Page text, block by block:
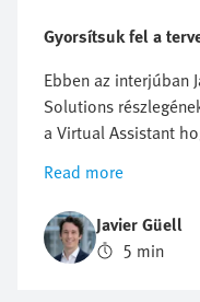
Gyorsítsuk fel a
Ebben az interjúban
Solutions
a Virtual Assistant
műszaki válaszokat
hogy ez a Festo
hibaelhárítást és a
órájában, a hét
jelenthet az ipari
Read more
Javier Güell
5 min